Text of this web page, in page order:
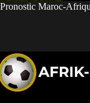
Pronostic Maroc-